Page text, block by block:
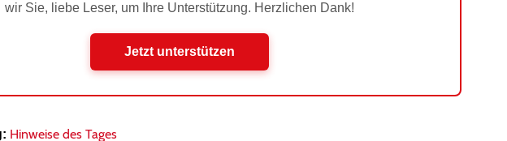
wir Sie, liebe Leser, um Ihre Unterstützung. Herzlichen Dank!
Jetzt unterstützen
Hinweise des Tages